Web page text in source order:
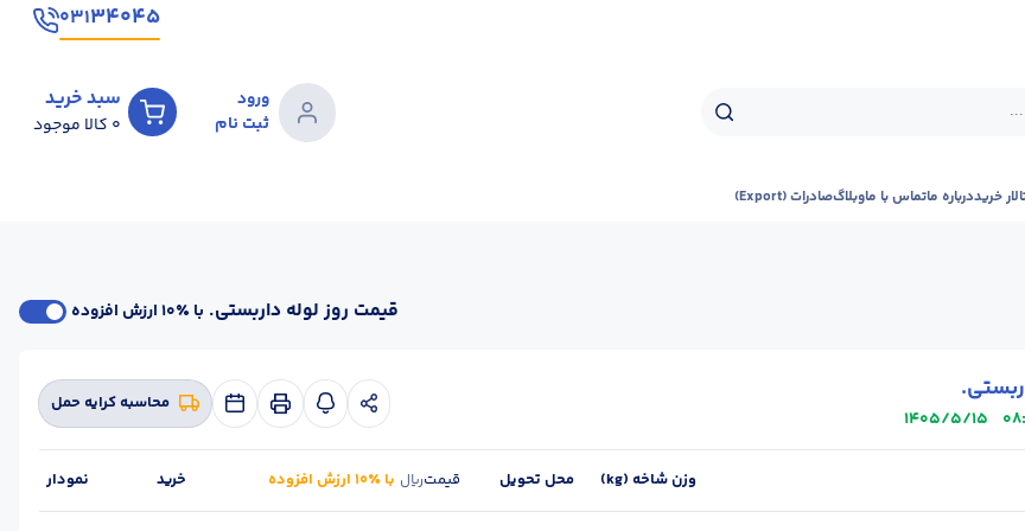
۳۴۰۴۵۰۳۱
ورود
ثبت نام
سبد خرید
0 کالا موجود
خریددرباره ماتماس با ماوبلاگصادرات (Export)
قیمت روز لوله داربستی. با ٪۱۰ ارزش افزوده
1405/5/15
محاسبه کرایه حمل
وزن شاخه (kg) محل تحویل قیمتریال با ٪۱۰ ارزش افزوده خرید نمودار